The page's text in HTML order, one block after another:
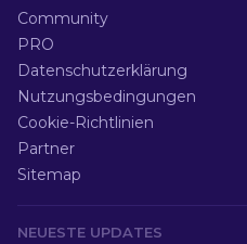
Community
PRO
Datenschutzerklärung
Nutzungsbedingungen
Cookie-Richtlinien
Partner
Sitemap
NEUESTE UPDATES